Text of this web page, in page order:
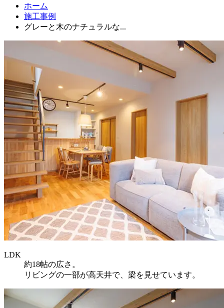
ホーム
施工事例
グレーと木のナチュラルな...
LDK
約18帖の広さ。
リビングの一部が高天井で、梁を見せています。